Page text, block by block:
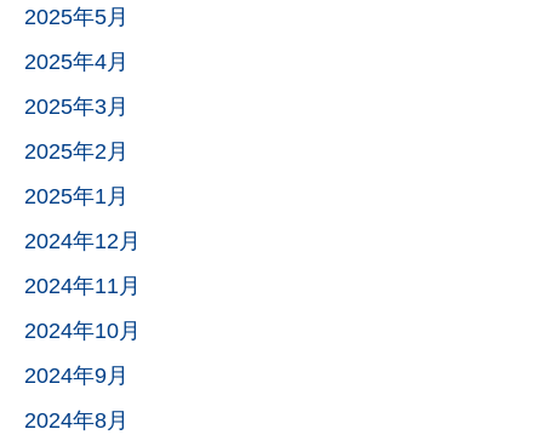
2025年5月
2025年4月
2025年3月
2025年2月
2025年1月
2024年12月
2024年11月
2024年10月
2024年9月
2024年8月